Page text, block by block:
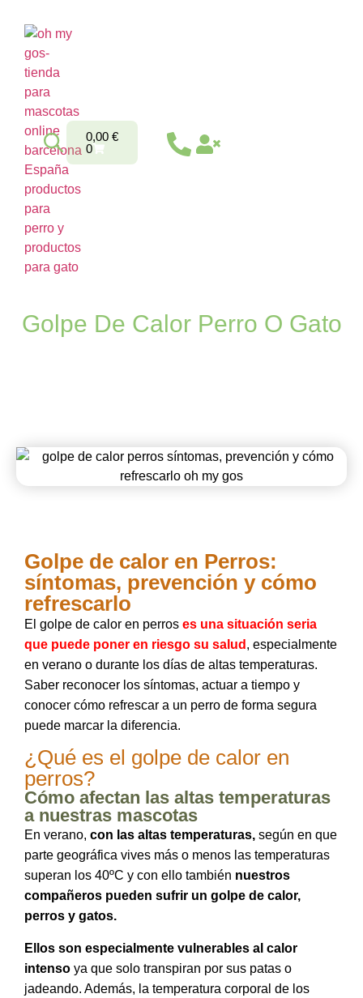
0,00 €
0
Golpe De Calor Perro O Gato
Golpe de calor en Perros:
síntomas, prevención y cómo
refrescarlo
El golpe de calor en perros es una situación seria
que puede poner en riesgo su salud , especialmente
en verano o durante los días de altas temperaturas.
Saber reconocer los síntomas, actuar a tiempo y
conocer cómo refrescar a un perro de forma segura
puede marcar la diferencia.
¿Qué es el golpe de calor en
perros?
Cómo afectan las altas temperaturas
a nuestras mascotas
En verano, con las altas temperaturas, según en que
parte geográfica vives más o menos las temperaturas
superan los 40ºC y con ello también nuestros
compañeros pueden sufrir un golpe de calor,
perros y gatos.
Ellos son especialmente vulnerables al calor
intenso ya que solo transpiran por sus patas o
jadeando. Además, la temperatura corporal de los